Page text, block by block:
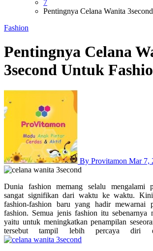
7
Pentingnya Celana Wanita
Fashion
Pentingnya Celana
3second Untuk
By Provitamon Mar 7,
Dunia fashion memang selalu mengalami perkembangan yang
sangat signifikan dari waktu ke waktu. Kini
fashion-fashion baru yang hadir mewarnai
fashion. Semua jenis fashion itu sebenarnya
yaitu untuk meningkatkan penampilan
tersebut tampil lebih percaya diri